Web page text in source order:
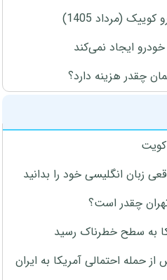
(مرداد 1405)
ایجاد نمی‌کند
چقدر هزینه دارد؟
کویت
زبان انگلیسی خود را بدانید
به سطح خطرناک رسید
حمله احتمالی آمریکا به ایران